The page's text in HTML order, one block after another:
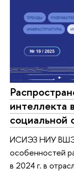
интеллекта
социальной
ИСИЭЗ НИУ ВШЭ
особенностей
в 2024 г. в